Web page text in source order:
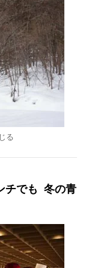
る
チでも 冬の青